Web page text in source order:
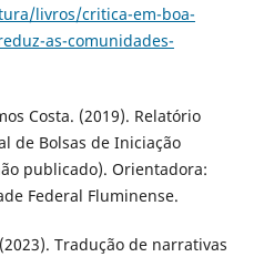
livros/critica-em-boa-
as-comunidades-
Costa. (2019). Relatório
de Bolsas de Iniciação
publicado). Orientadora:
Federal Fluminense.
Tradução de narrativas